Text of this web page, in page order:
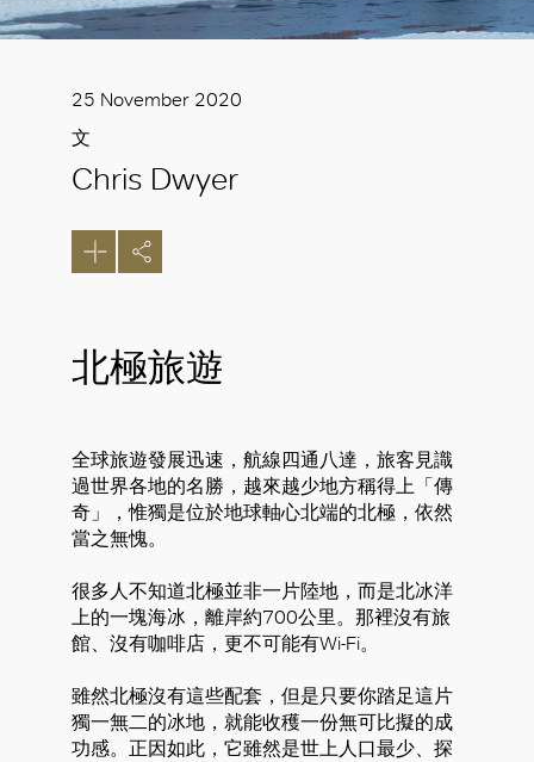
25 November 2020
文
Chris Dwyer
北極旅遊
全球旅遊發展迅速，航線四通八達，旅客見識
過世界各地的名勝，越來越少地方稱得上「傳
奇」，惟獨是位於地球軸心北端的北極，依然
當之無愧。
很多人不知道北極並非一片陸地，而是北冰洋
上的一塊海冰，離岸約700公里。那裡沒有旅
館、沒有咖啡店，更不可能有Wi-Fi。
雖然北極沒有這些配套，但是只要你踏足這片
獨一無二的冰地，就能收穫一份無可比擬的成
功感。正因如此，它雖然是世上人口最少、探